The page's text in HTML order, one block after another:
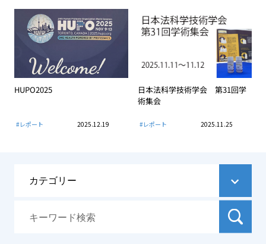
HUPO2025
#レポート 2025.12.19
日本法科学技術学会 第31回学
術集会
#レポート 2025.11.25